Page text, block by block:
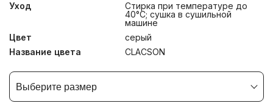
Уход
Стирка при температуре до
40°С; сушка в сушильной
машине
Цвет
серый
Название цвета
CLACSON
Выберите размер